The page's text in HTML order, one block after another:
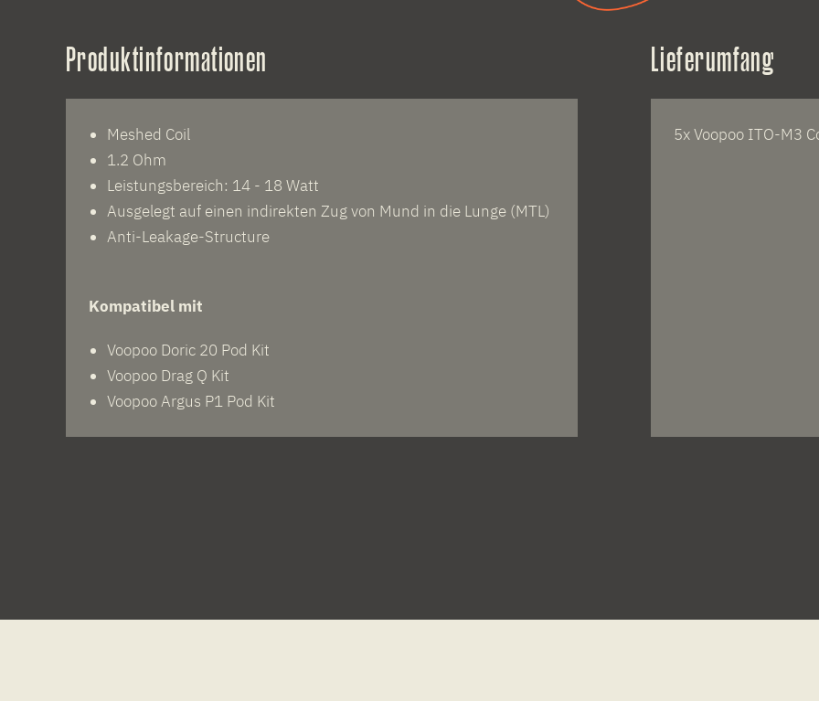
Produktinformationen
Meshed Coil
1.2 Ohm
Leistungsbereich: 14 - 18 Watt
Ausgelegt auf einen indirekten Zug von Mund in die Lunge (MTL)
Anti-Leakage-Structure
Kompatibel mit
Voopoo Doric 20 Pod Kit
Voopoo Drag Q Kit
Voopoo Argus P1 Pod Kit
Lieferumfang
5x Voopoo ITO-M3